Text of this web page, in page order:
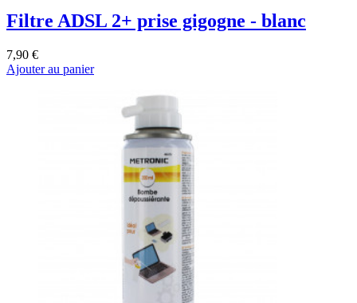
Filtre ADSL 2+ prise gigogne - blanc
7,90 €
Ajouter au panier